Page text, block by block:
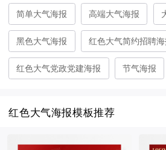
简单大气海报 高端大气海报
黑色大气海报 红色大气简约招聘海
红色大气党政党建海报 节气海报
红色大气海报模板推荐